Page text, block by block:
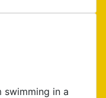
swimming in a